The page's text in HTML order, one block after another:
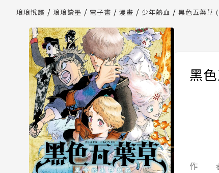
【公告】琅琅讀墨數位閱讀資產合併與
琅琅悅讀 琅琅讀墨 電子書 漫畫 少年熱血 黑色五葉草
黑
作